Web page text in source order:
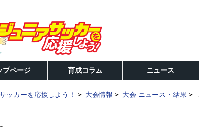
プページ 育成コラム ニュース
ッカーを応援しよう！ 大会情報 大会 ニュース・結果